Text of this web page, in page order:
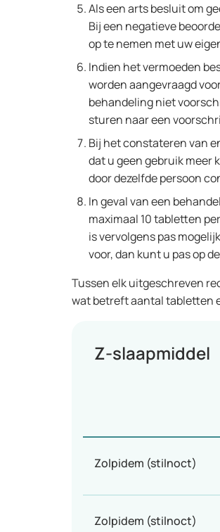
Als een arts besluit om
Bij een negatieve
op te nemen met uw
Indien het vermoeden
worden aangevraagd
behandeling niet
sturen naar een
Bij het constateren van
dat u geen gebruik meer
door dezelfde persoon
In geval van een
maximaal 10 tabletten
is vervolgens pas
voor, dan kunt u pas op
Tussen elk uitgeschreven
wat betreft aantal tabletten
Z-slaapmiddel
Zolpidem (stilnoct)
Zolpidem (stilnoct)